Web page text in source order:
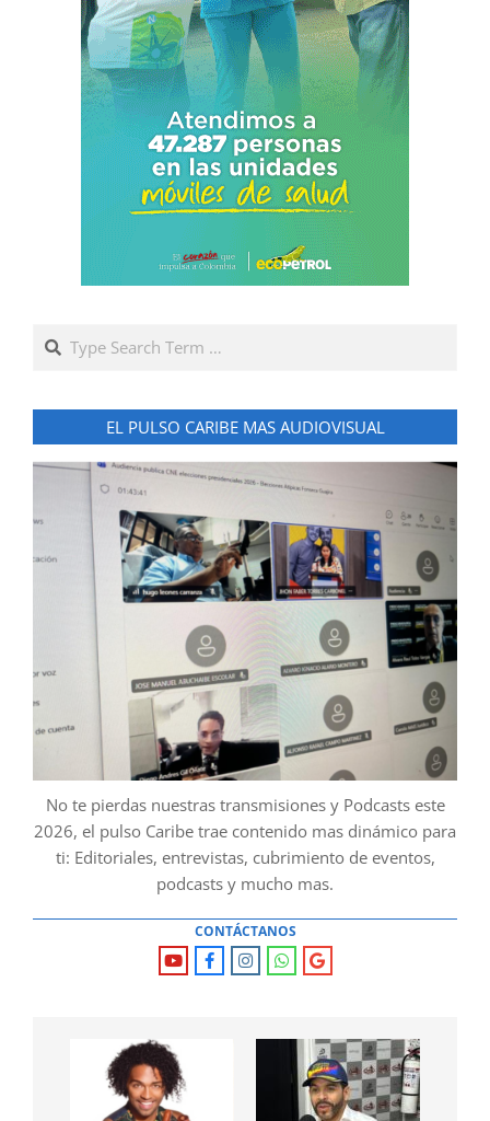
Search
EL PULSO CARIBE MAS AUDIOVISUAL
No te pierdas nuestras transmisiones y Podcasts este
2026, el pulso Caribe trae contenido mas dinámico para
ti: Editoriales, entrevistas, cubrimiento de eventos,
podcasts y mucho mas.
CONTÁCTANOS